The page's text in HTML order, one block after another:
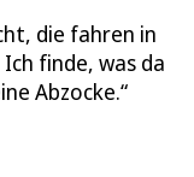
die fahren in
finde, was da
Abzocke.